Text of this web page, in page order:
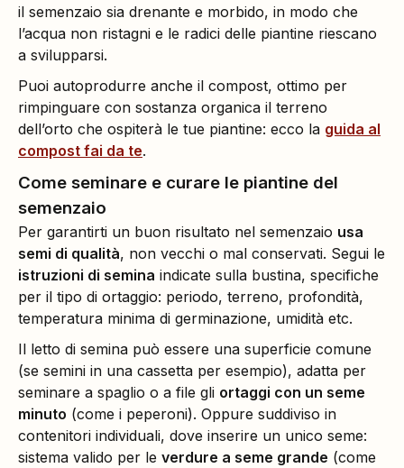
il semenzaio sia drenante e morbido, in modo che
l’acqua non ristagni e le radici delle piantine riescano
a svilupparsi.
Puoi autoprodurre anche il compost, ottimo per
rimpinguare con sostanza organica il terreno
dell’orto che ospiterà le tue piantine: ecco la guida al
compost fai da te.
Come seminare e curare le piantine del
semenzaio
Per garantirti un buon risultato nel semenzaio usa
semi di qualità, non vecchi o mal conservati. Segui le
istruzioni di semina indicate sulla bustina, specifiche
per il tipo di ortaggio: periodo, terreno, profondità,
temperatura minima di germinazione, umidità etc.
Il letto di semina può essere una superficie comune
(se semini in una cassetta per esempio), adatta per
seminare a spaglio o a file gli ortaggi con un seme
minuto (come i peperoni). Oppure suddiviso in
contenitori individuali, dove inserire un unico seme:
sistema valido per le verdure a seme grande (come